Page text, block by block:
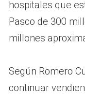
hospitales que
Pasco de 300
millones
Según Romero
continuar